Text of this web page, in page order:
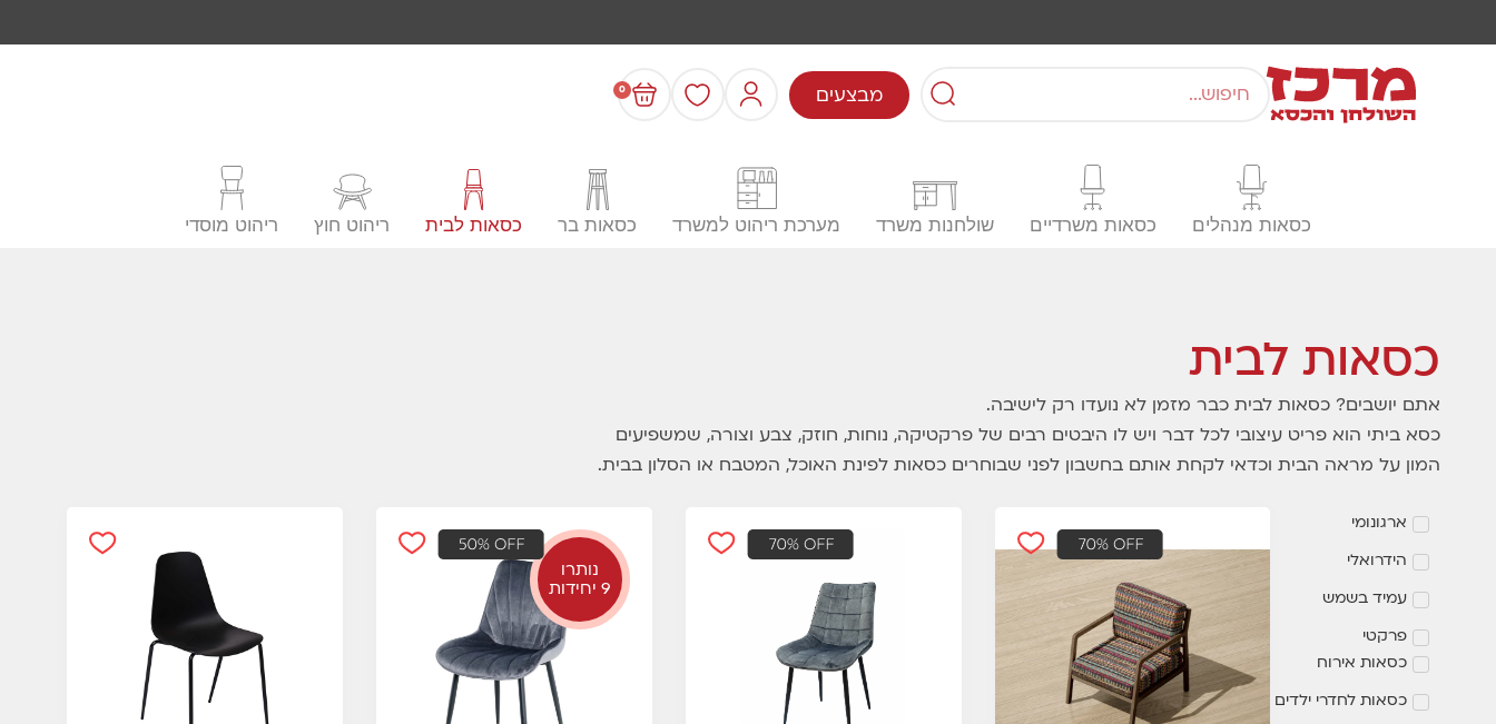
מבצעים 0
כסאות מנהלים כסאות משרדיים שולחנות משרד מערכת ריהוט למשרד כסאות בר כסאות לבית ריהוט חוץ ריהוט מוסדי
כסאות לבית
אתם יושבים? כסאות לבית כבר מזמן לא נועדו רק לישיבה.
כסא ביתי הוא פריט עיצובי לכל דבר ויש לו היבטים רבים של פרקטיקה, נוחות, חוזק, צבע וצורה, שמשפיעים
המון על מראה הבית וכדאי לקחת אותם בחשבון לפני שבוחרים כסאות לפינת האוכל, המטבח או הסלון בבית.
ארגונומי
הידרואלי
עמיד בשמש
פרקטי
כסאות אירוח
כסאות לחדרי ילדים
נותרו
9 יחידות